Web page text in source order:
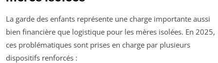
La garde des enfants représente une charge importante aussi
bien financière que logistique pour les mères isolées. En 2025,
ces problématiques sont prises en charge par plusieurs
dispositifs renforcés :